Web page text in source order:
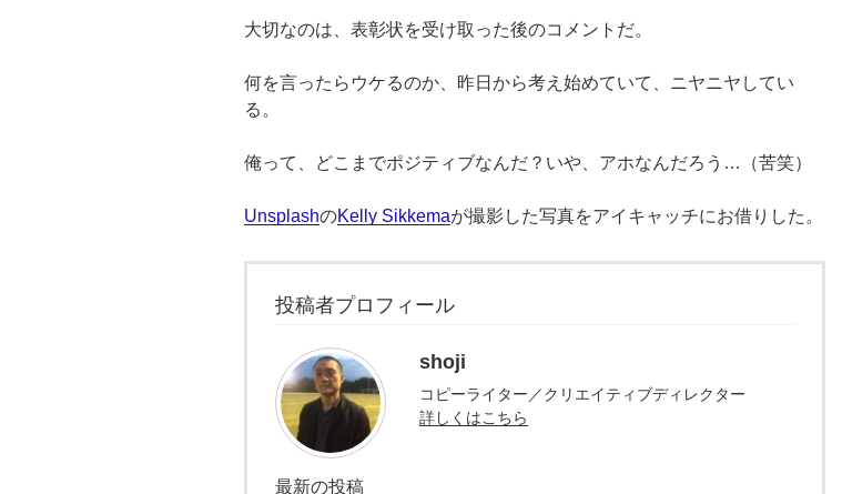
大切なのは、表彰状を受け取った後のコメントだ。
何を言ったらウケるのか、昨日から考え始めていて、ニヤニヤしてい
る。
俺って、どこまでポジティブなんだ？いや、アホなんだろう…（苦笑）
UnsplashのKelly Sikkemaが撮影した写真をアイキャッチにお借りした。
投稿者プロフィール
shoji
コピーライター／クリエイティブディレクター
詳しくはこちら
最新の投稿